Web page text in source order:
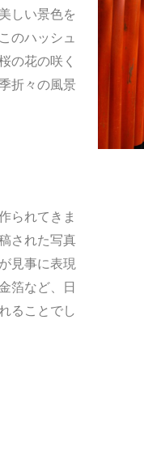
しい景色を
のハッシュ
の花の咲く
折々の風景
られてきま
された写真
見事に表現
箔など、日
ることでし